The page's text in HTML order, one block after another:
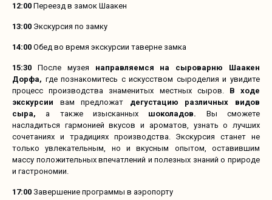
12:00 Переезд в замок Шаакен
13:00 Экскурсия по замку
14:00 Обед во время экскурсии таверне замка
15:30 После музея направляемся на сыроварню Шаакен
Дорфа, где познакомитесь с искусством сыроделия и увидите
процесс производства знаменитых местных сыров.
В ходе
экскурсии вам предложат дегустацию различных видов
сыра,а также изысканных шоколадов. Вы сможете
насладиться гармонией вкусов и ароматов, узнать о лучших
сочетаниях и традициях производства. Экскурсия станет не
только увлекательным, но и вкусным опытом, оставившим
массу положительных впечатлений и полезных знаний о природе
и гастрономии.
17:00 Завершение программы в аэропорту